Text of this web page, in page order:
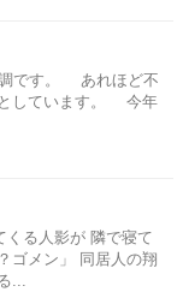
です。 あれほど不
しています。 今年
くる人影が 隣で寝て
ゴメン」 同居人の翔
...